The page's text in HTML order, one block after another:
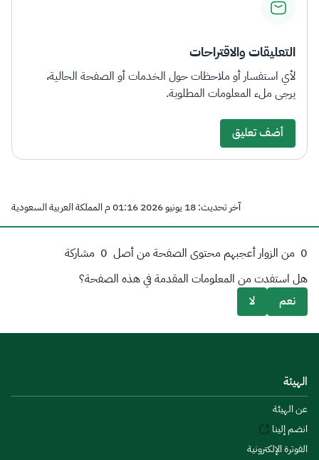
التعليقات والاقتراحات
لأي استفسار أو ملاحظات حول الخدمات أو الصفحة الحالية،
يرجى ملء المعلومات المطلوبة.
أضف تعليق
آخر تحديث: 18 يونيو 2026 01:16 م المملكة العربية السعودية
0 من الزوار أعجبهم محتوى الصفحة من أصل 0 مشاركة
هل استفدت من المعلومات المقدمة في هذه الصفحة؟
نعم
لا
الهيئة
عن الهيئة
انضم إلينا
الفوترة الإلكترونية